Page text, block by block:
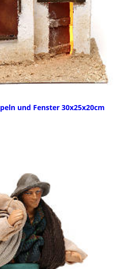
und Fenster 30x25x20cm